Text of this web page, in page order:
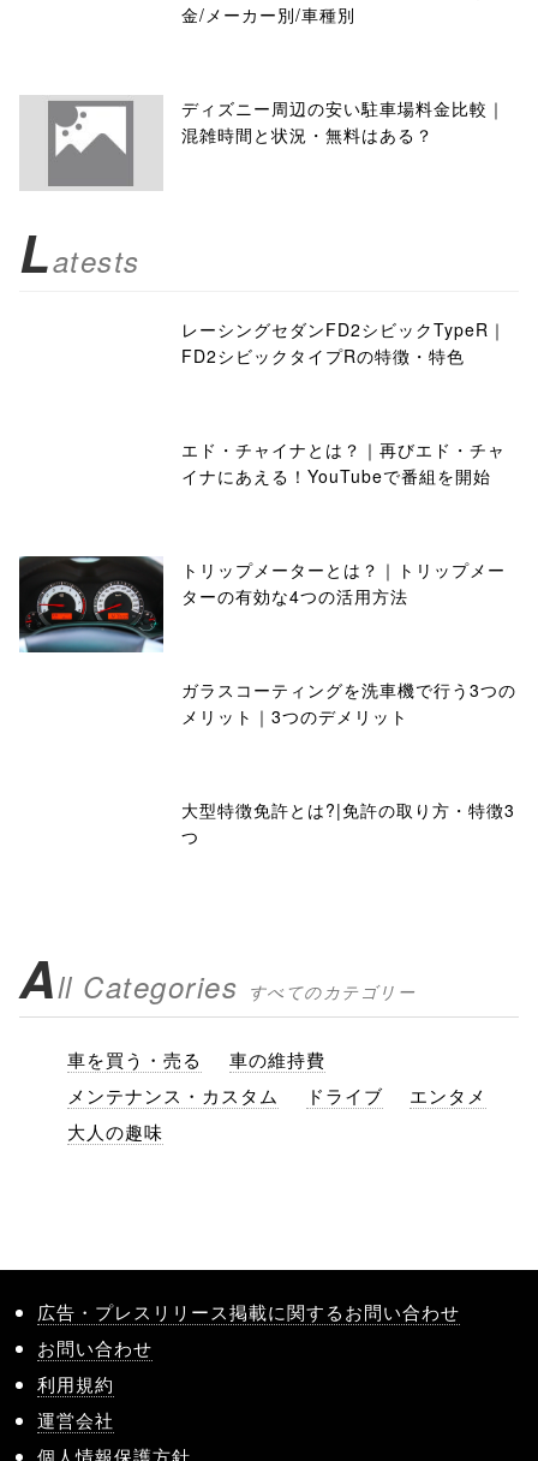
金/メーカー別/車種別
ディズニー周辺の安い駐車場料金比較｜
混雑時間と状況・無料はある？
Latests
レーシングセダンFD2シビックTypeR｜
FD2シビックタイプRの特徴・特色
エド・チャイナとは？｜再びエド・チャ
イナにあえる！YouTubeで番組を開始
トリップメーターとは？｜トリップメー
ターの有効な4つの活用方法
ガラスコーティングを洗車機で行う3つの
メリット｜3つのデメリット
大型特徴免許とは?|免許の取り方・特徴3
つ
All Categories すべてのカテゴリー
車を買う・売る
車の維持費
メンテナンス・カスタム
ドライブ
エンタメ
大人の趣味
広告・プレスリリース掲載に関するお問い合わせ
お問い合わせ
利用規約
運営会社
個人情報保護方針